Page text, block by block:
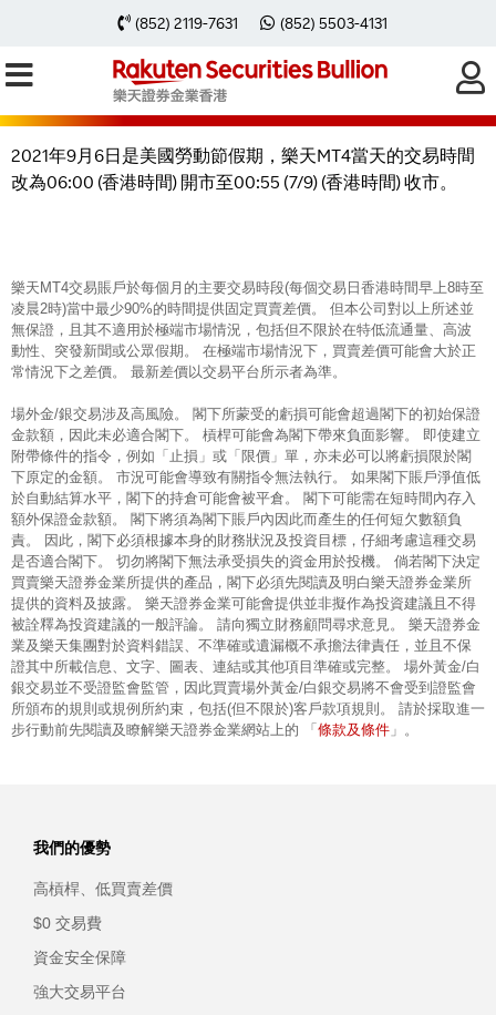
(852) 2119-7631 (852) 5503-4131
2021年9月6日樂天MT4交易時間因美
國勞動節假期有所轉變
2021年9月6日是美國勞動節假期，樂天MT4當天的交易時間
改為06:00 (香港時間) 開市至00:55 (7/9) (香港時間) 收市。
樂天MT4交易賬戶於每個月的主要交易時段(每個交易日香港時間早上8時至
凌晨2時)當中最少90%的時間提供固定買賣差價。 但本公司對以上所述並
無保證，且其不適用於極端市場情況，包括但不限於在特低流通量、高波
動性、突發新聞或公眾假期。 在極端市場情況下，買賣差價可能會大於正
常情況下之差價。 最新差價以交易平台所示者為準。
場外金/銀交易涉及高風險。 閣下所蒙受的虧損可能會超過閣下的初始保證
金款額，因此未必適合閣下。 槓桿可能會為閣下帶來負面影響。 即使建立
附帶條件的指令，例如「止損」或「限價」單，亦未必可以將虧損限於閣
下原定的金額。 市況可能會導致有關指令無法執行。 如果閣下賬戶淨值低
於自動結算水平，閣下的持倉可能會被平倉。 閣下可能需在短時間內存入
額外保證金款額。 閣下將須為閣下賬戶內因此而產生的任何短欠數額負
責。 因此，閣下必須根據本身的財務狀況及投資目標，仔細考慮這種交易
是否適合閣下。 切勿將閣下無法承受損失的資金用於投機。 倘若閣下決定
買賣樂天證券金業所提供的產品，閣下必須先閱讀及明白樂天證券金業所
提供的資料及披露。 樂天證券金業可能會提供並非擬作為投資建議且不得
被詮釋為投資建議的一般評論。 請向獨立財務顧問尋求意見。 樂天證券金
業及樂天集團對於資料錯誤、不準確或遺漏概不承擔法律責任，並且不保
證其中所載信息、文字、圖表、連結或其他項目準確或完整。 場外黃金/白
銀交易並不受證監會監管，因此買賣場外黃金/白銀交易將不會受到證監會
所頒布的規則或規例所約束，包括(但不限於)客戶款項規則。 請於採取進一
步行動前先閱讀及瞭解樂天證券金業網站上的 「 條款及條件 」。
我們的優勢
高槓桿、低買賣差價
$0 交易費
資金安全保障
強大交易平台